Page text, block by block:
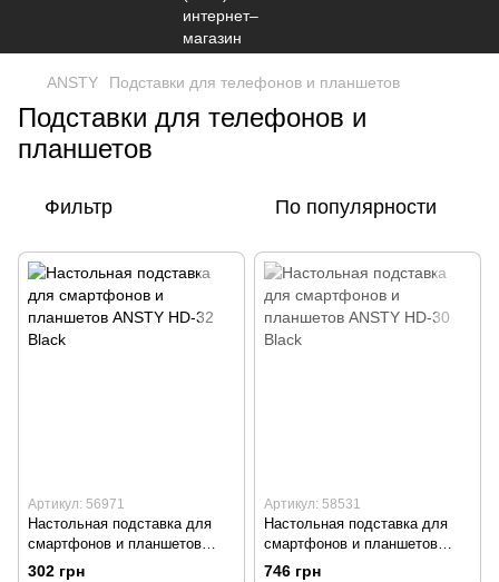
ANSTY Подставки для телефонов и планшетов
Подставки для телефонов и
планшетов
Фильтр По популярности
Артикул: 56971
Настольная подставка для
смартфонов и планшетов
ANSTY HD-32 Black
302 грн
Артикул: 58531
Настольная подставка для
смартфонов и планшетов
ANSTY HD-30 Black
746 грн